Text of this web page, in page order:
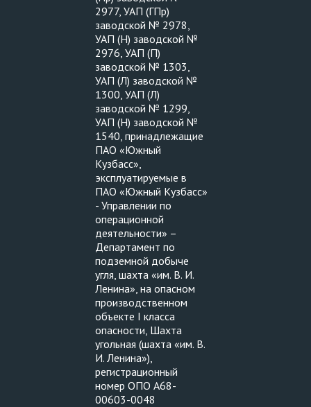
2977, УАП (ГПр)
заводской № 2978,
УАП (Н) заводской №
2976, УАП (П)
заводской № 1303,
УАП (Л) заводской №
1300, УАП (Л)
заводской № 1299,
УАП (Н) заводской №
1540, принадлежащие
ПАО «Южный
Кузбасс»,
эксплуатируемые в
ПАО «Южный Кузбасс»
- Управлении по
операционной
деятельности» –
Департамент по
подземной добыче
угля, шахта «им. В. И.
Ленина», на опасном
производственном
объекте I класса
опасности, Шахта
угольная (шахта «им. В.
И. Ленина»),
регистрационный
номер ОПО А68-
00603-0048